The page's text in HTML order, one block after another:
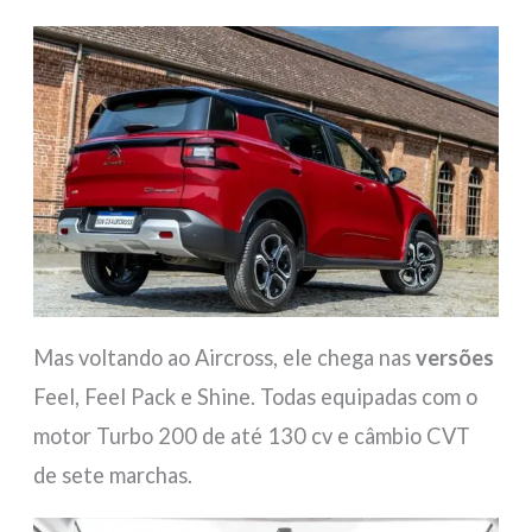
Mas voltando ao Aircross, ele chega nasversões
Feel, Feel Pack e Shine. Todas equipadas com o
motor Turbo 200 de até 130 cv e câmbio CVT
de sete marchas.